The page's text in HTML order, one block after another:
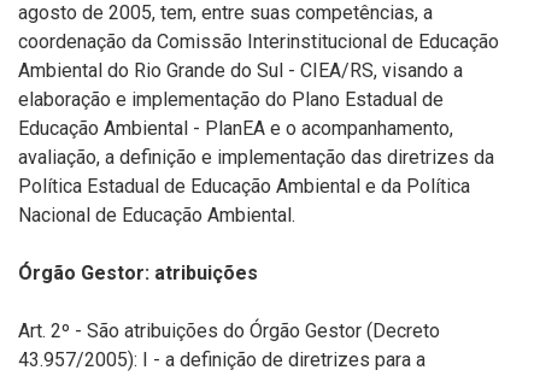
agosto de 2005, tem, entre suas competências, a
coordenação da Comissão Interinstitucional de Educação
Ambiental do Rio Grande do Sul - CIEA/RS, visando a
elaboração e implementação do Plano Estadual de
Educação Ambiental - PlanEA e o acompanhamento,
avaliação, a definição e implementação das diretrizes da
Política Estadual de Educação Ambiental e da Política
Nacional de Educação Ambiental.
Órgão Gestor: atribuições
Art. 2º - São atribuições do Órgão Gestor (Decreto
43.957/2005): I - a definição de diretrizes para a